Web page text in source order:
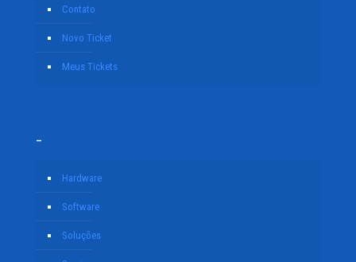
Contato
Novo Ticket
Meus Tickets
–
Hardware
Software
Soluções